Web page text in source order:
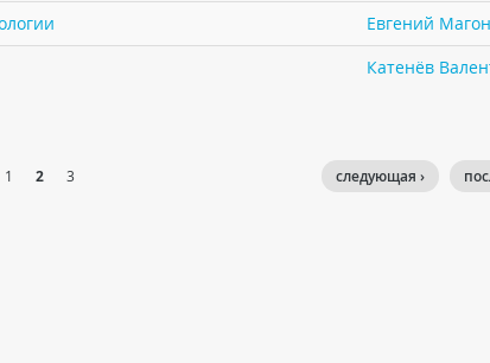
Евгений
Катенёв
1 2 3 следующая ›